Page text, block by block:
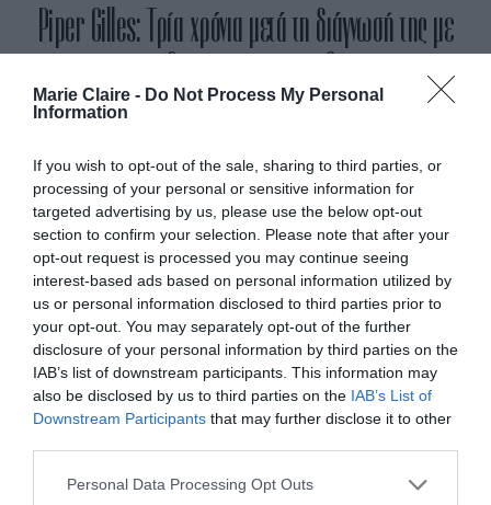
Marie Claire - Do Not Process My Personal
Information
If you wish to opt-out of the sale, sharing to third parties, or
processing of your personal or sensitive information for
targeted advertising by us, please use the below opt-out
section to confirm your selection. Please note that after your
opt-out request is processed you may continue seeing
interest-based ads based on personal information utilized by
us or personal information disclosed to third parties prior to
your opt-out. You may separately opt-out of the further
disclosure of your personal information by third parties on the
IAB’s list of downstream participants. This information may
also be disclosed by us to third parties on the IAB’s List of
Downstream Participants that may further disclose it to other
Personal Data Processing Opt Outs
Piper Gilles: Τρία χρόνια μετά τη διάγνωσή της με
καρκίνο των ωοθηκών, πήρε το χάλκινο στον χορό
στον πάγο
By Mcteam
ADVERTISEMENT - CONTINUE READING BELOW